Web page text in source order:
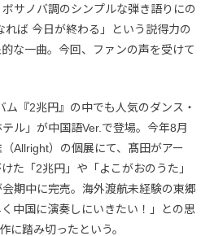
サノバ調のシンプルな弾き語りにの
れば 今日が終わる」という説得力の
な一曲。今回、ファンの声を受けて
『2兆円』の中でも人気のダンス・
ル」が中国語Ver.で登場。今年8月
Allright）の個展にて、髙田がアー
た「2兆円」や「よこがおのうた」
期中に完売。海外渡航未経験の東郷
中国に演奏しにいきたい！」との思
に踏み切ったという。